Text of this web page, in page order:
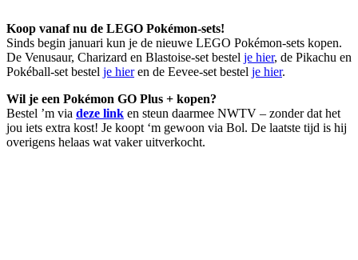
Koop vanaf nu de LEGO Pokémon-sets!
Sinds begin januari kun je de nieuwe LEGO Pokémon-sets kopen.
De Venusaur, Charizard en Blastoise-set bestel je hier, de Pikachu en
Pokéball-set bestel je hieren de Eevee-set bestel je hier.
Wil je een Pokémon GO Plus + kopen?
Bestel ’m via deze link en steun daarmee NWTV – zonder dat het
jou iets extra kost! Je koopt ‘m gewoon via Bol. De laatste tijd is hij
overigens helaas wat vaker uitverkocht.